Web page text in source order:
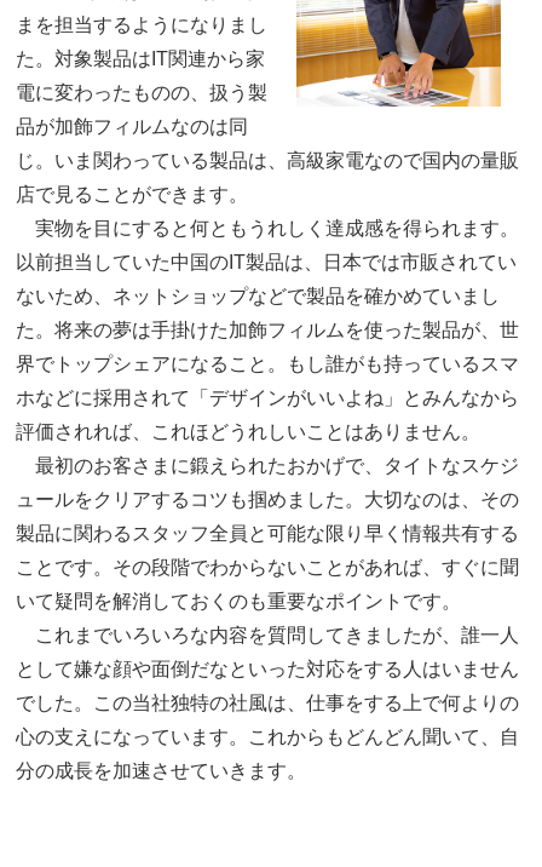
まを担当するようになりまし
た。対象製品はIT関連から家
電に変わったものの、扱う製
品が加飾フィルムなのは同
じ。いま関わっている製品は、高級家電なので国内の量販
店で見ることができます。
実物を目にすると何ともうれしく達成感を得られます。
以前担当していた中国のIT製品は、日本では市販されてい
ないため、ネットショップなどで製品を確かめていまし
た。将来の夢は手掛けた加飾フィルムを使った製品が、世
界でトップシェアになること。もし誰がも持っているスマ
ホなどに採用されて「デザインがいいよね」とみんなから
評価されれば、これほどうれしいことはありません。
最初のお客さまに鍛えられたおかげで、タイトなスケジ
ュールをクリアするコツも掴めました。大切なのは、その
製品に関わるスタッフ全員と可能な限り早く情報共有する
ことです。その段階でわからないことがあれば、すぐに聞
いて疑問を解消しておくのも重要なポイントです。
これまでいろいろな内容を質問してきましたが、誰一人
として嫌な顔や面倒だなといった対応をする人はいません
でした。この当社独特の社風は、仕事をする上で何よりの
心の支えになっています。これからもどんどん聞いて、自
分の成長を加速させていきます。